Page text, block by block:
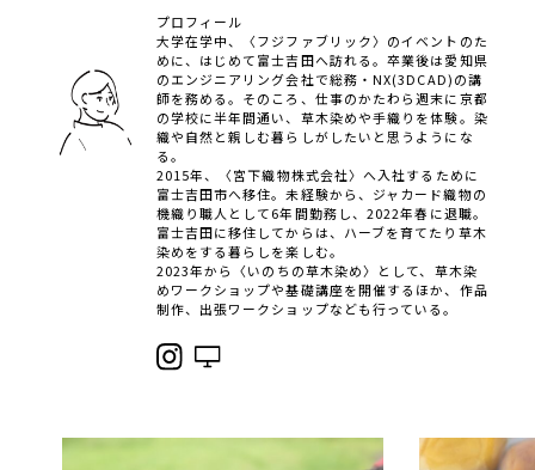
プロフィール
大学在学中、〈フジファブリック〉のイベントのた
めに、はじめて富士吉田へ訪れる。卒業後は愛知県
のエンジニアリング会社で総務・NX(3DCAD)の講
師を務める。そのころ、仕事のかたわら週末に京都
の学校に半年間通い、草木染めや手織りを体験。染
織や自然と親しむ暮らしがしたいと思うようにな
る。
2015年、〈宮下織物株式会社〉へ入社するために
富士吉田市へ移住。未経験から、ジャカード織物の
機織り職人として6年間勤務し、2022年春に退職。
富士吉田に移住してからは、ハーブを育てたり草木
染めをする暮らしを楽しむ。
2023年から〈いのちの草木染め〉として、草木染
めワークショップや基礎講座を開催するほか、作品
制作、出張ワークショップなども行っている。